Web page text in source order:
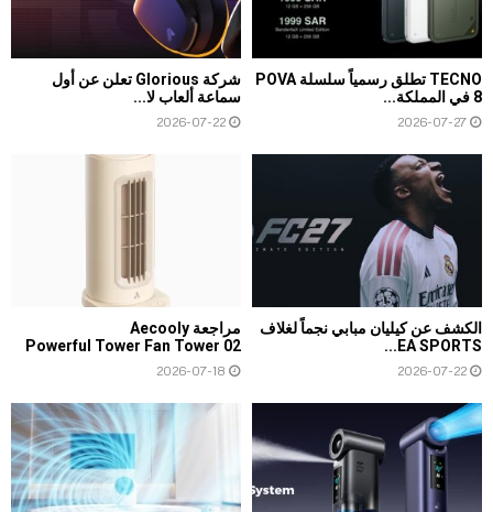
TECNO تطلق رسمياً سلسلة POVA
8 في المملكة...
2026-07-27
شركة Glorious تعلن عن أول
سماعة ألعاب لا...
2026-07-22
الكشف عن كيليان مبابي نجماً لغلاف
EA SPORTS...
2026-07-22
مراجعة Aecooly
Powerful Tower Fan Tower 02
2026-07-18